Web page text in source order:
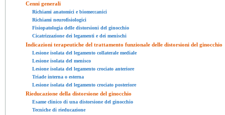
Cenni generali
Richiami anatomici e biomeccanici
Richiami neurofisiologici
Fisiopatologia delle distorsioni del ginocchio
Cicatrizzazione dei legamenti e dei menischi
Indicazioni terapeutiche del trattamento funzionale delle distorsioni del ginocchio
Lesione isolata del legamento collaterale mediale
Lesione isolata del menisco
Lesione isolata del legamento crociato anteriore
Triade interna o esterna
Lesione isolata del legamento crociato posteriore
Rieducazione della distorsione del ginocchio
Esame clinico di una distorsione del ginocchio
Tecniche di rieducazione